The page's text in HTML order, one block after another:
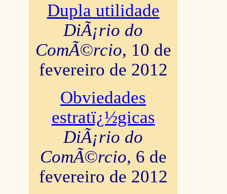
Dupla utilidade
DiÃ¡rio do
ComÃ©rcio, 10 de
fevereiro de 2012
Obviedades
estratï¿½gicas
DiÃ¡rio do
ComÃ©rcio, 6 de
fevereiro de 2012